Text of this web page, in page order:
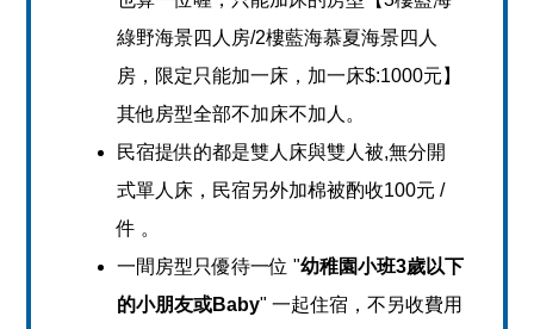
綠野海景四人房/2樓藍海慕夏海景四人
房，限定只能加一床，加一床$:1000元】
其他房型全部不加床不加人。
民宿提供的都是雙人床與雙人被,無分開
式單人床，民宿另外加棉被酌收100元 /
件 。
一間房型只優待一位 "幼稚園小班3歲以下
的小朋友或Baby" 一起住宿，不另收費用